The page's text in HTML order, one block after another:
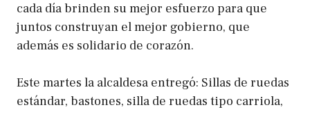
cada día brinden su mejor esfuerzo para que
juntos construyan el mejor gobierno, que
además es solidario de corazón.
Este martes la alcaldesa entregó: Sillas de ruedas
estándar, bastones, silla de ruedas tipo carriola,